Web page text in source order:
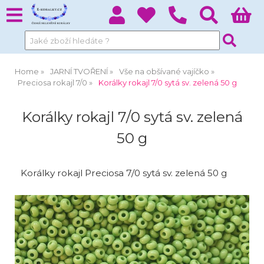
Home JARNÍ TVOŘENÍ
Vše na obšívané vajíčko
Preciosa rokajl 7/0
Korálky rokajl 7/0 sytá sv. zelená 50 g
Korálky rokajl 7/0 sytá sv. zelená
50 g
Korálky rokajl Preciosa 7/0 sytá sv. zelená 50 g